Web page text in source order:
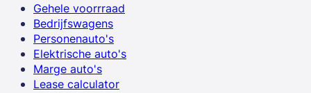
Gehele voorrraad
Bedrijfswagens
Personenauto's
Elektrische auto's
Marge auto's
Lease calculator